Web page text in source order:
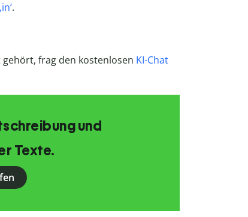
.
frag den kostenlosen KI-Chat
und
Texte.